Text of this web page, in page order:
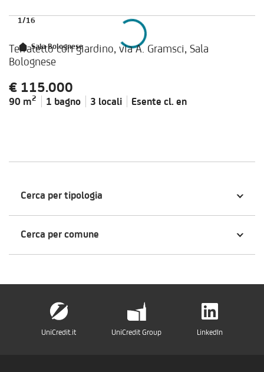
Sala Bolognese
1/16
Terratetto con giardino, via A. Gramsci, Sala
Bolognese
90 m2 1 bagno 3 locali Esente cl. en
€ 115.000
Cerca per tipologia
Cerca per comune
UniCredit.it UniCredit Group LinkedIn